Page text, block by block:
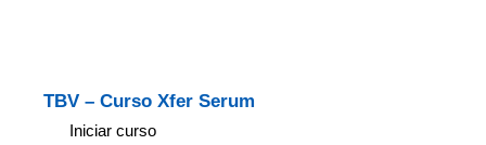
TBV – Curso Xfer Serum
Iniciar curso